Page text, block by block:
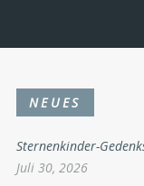
NEUES
Sternenkinder-
Juli 30, 2026